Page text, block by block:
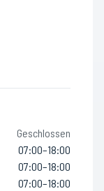
Geschlossen
07:00–18:00
07:00–18:00
07:00–18:00